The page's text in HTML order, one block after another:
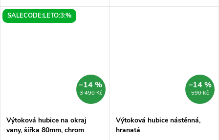
Tento moderní designový
kousek dodá vaší vaně ten
koupelny pro dokonalé a
SALECODE:LETO:3:%
3 490 Kč
–14 %
Výtoková hubice na okraj
vany, šířka 80mm, chrom
590 Kč
–14 %
Výtoková hubice nástěnná,
hranatá